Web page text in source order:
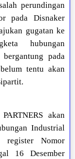
perundingan
pada Disnaker
gugatan ke
hubungan
pada
tentu akan
akan
Industrial
register Nomor
16 Desember